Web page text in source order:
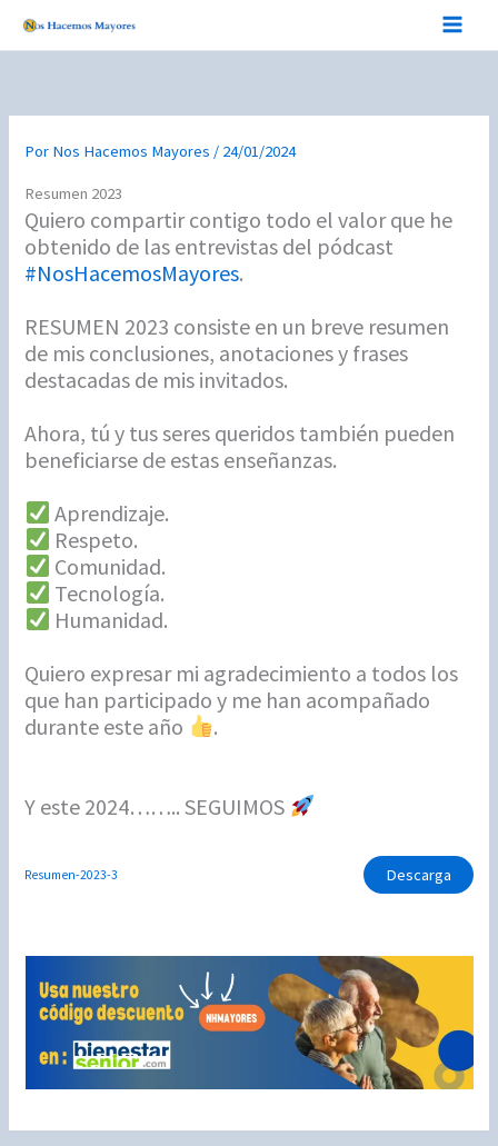
Por Nos Hacemos Mayores / 24/01/2024
Resumen 2023
Quiero compartir contigo todo el valor que he
obtenido de las entrevistas del pódcast
#NosHacemosMayores.
RESUMEN 2023 consiste en un breve resumen
de mis conclusiones, anotaciones y frases
destacadas de mis invitados.
Ahora, tú y tus seres queridos también pueden
beneficiarse de estas enseñanzas.
Aprendizaje.
Respeto.
Comunidad.
Tecnología.
Humanidad.
Quiero expresar mi agradecimiento a todos los
que han participado y me han acompañado
durante este año
.
Y este 2024…….. SEGUIMOS
Resumen-2023-3 Descarga